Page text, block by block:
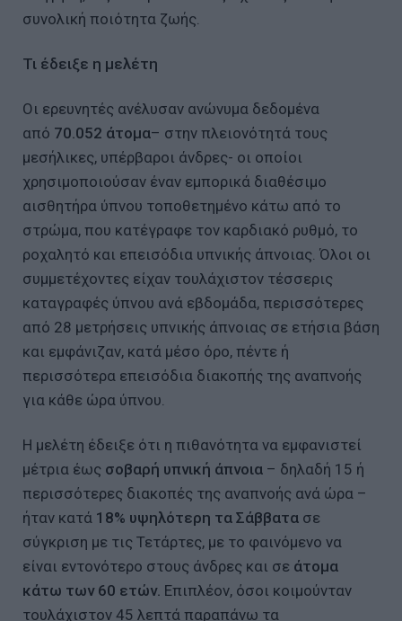
συνολική ποιότητα ζωής.
Τι έδειξε η μελέτη
Οι ερευνητές ανέλυσαν ανώνυμα δεδομένα
από 70.052 άτομα– στην πλειονότητά τους
μεσήλικες, υπέρβαροι άνδρες- οι οποίοι
χρησιμοποιούσαν έναν εμπορικά διαθέσιμο
αισθητήρα ύπνου τοποθετημένο κάτω από το
στρώμα, που κατέγραφε τον καρδιακό ρυθμό, το
ροχαλητό και επεισόδια υπνικής άπνοιας. Όλοι οι
συμμετέχοντες είχαν τουλάχιστον τέσσερις
καταγραφές ύπνου ανά εβδομάδα, περισσότερες
από 28 μετρήσεις υπνικής άπνοιας σε ετήσια βάση
και εμφάνιζαν, κατά μέσο όρο, πέντε ή
περισσότερα επεισόδια διακοπής της αναπνοής
για κάθε ώρα ύπνου.
Η μελέτη έδειξε ότι η πιθανότητα να εμφανιστεί
μέτρια έως σοβαρή υπνική άπνοια – δηλαδή 15 ή
περισσότερες διακοπές της αναπνοής ανά ώρα –
ήταν κατά 18% υψηλότερη τα Σάββατα σε
σύγκριση με τις Τετάρτες, με το φαινόμενο να
είναι εντονότερο στους άνδρες και σε άτομα
κάτω των 60 ετών. Επιπλέον, όσοι κοιμούνταν
τουλάχιστον 45 λεπτά παραπάνω τα